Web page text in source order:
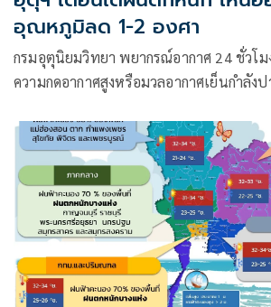
อุณหภูมิลด 1-2 องศา
กรมอุตุนิยมวิทยา พยากรณ์อากาศ 24 ชั่วโม
ความกดอากาศสูงหรือมวลอากาศเย็นกำลัง